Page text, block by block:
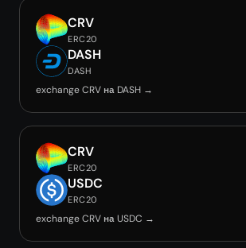
CRV
ERC20
DASH
DASH
exchange CRV на DASH →
CRV
ERC20
USDC
ERC20
exchange CRV на USDC →